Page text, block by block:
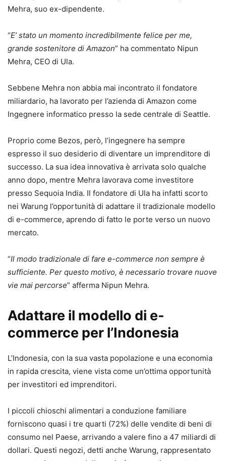
Mehra, suo ex-dipendente.
“E’ stato un momento incredibilmente felice per me,
grande sostenitore di Amazon” ha commentato Nipun
Mehra, CEO di Ula.
Sebbene Mehra non abbia mai incontrato il fondatore
miliardario, ha lavorato per l’azienda di Amazon come
Ingegnere informatico presso la sede centrale di Seattle.
Proprio come Bezos, però, l’ingegnere ha sempre
espresso il suo desiderio di diventare un imprenditore di
successo. La sua idea innovativa è arrivata solo qualche
anno dopo, mentre Mehra lavorava come investitore
presso Sequoia India. Il fondatore di Ula ha infatti scorto
nei Warung l’opportunità di adattare il tradizionale modello
di e-commerce, aprendo di fatto le porte verso un nuovo
mercato.
“Il modo tradizionale di fare e-commerce non sempre è
sufficiente. Per questo motivo, è necessario trovare nuove
vie mai percorse” afferma Nipun Mehra.
Adattare il modello di e-
commerce per l’Indonesia
L’Indonesia, con la sua vasta popolazione e una economia
in rapida crescita, viene vista come un’ottima opportunità
per investitori ed imprenditori.
I piccoli chioschi alimentari a conduzione familiare
forniscono quasi i tre quarti (72%) delle vendite di beni di
consumo nel Paese, arrivando a valere fino a 47 miliardi di
dollari. Questi negozi, detti anche Warung, rappresentato